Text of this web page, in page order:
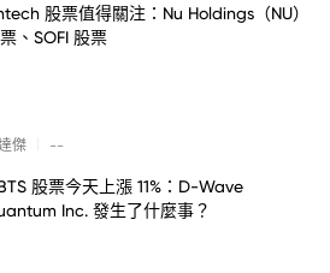
股票值得關注：Nu Holdings（NU）
、SOFI 股票
傑 --
股票今天上漲 11%：D-Wave
Inc. 發生了什麼事？